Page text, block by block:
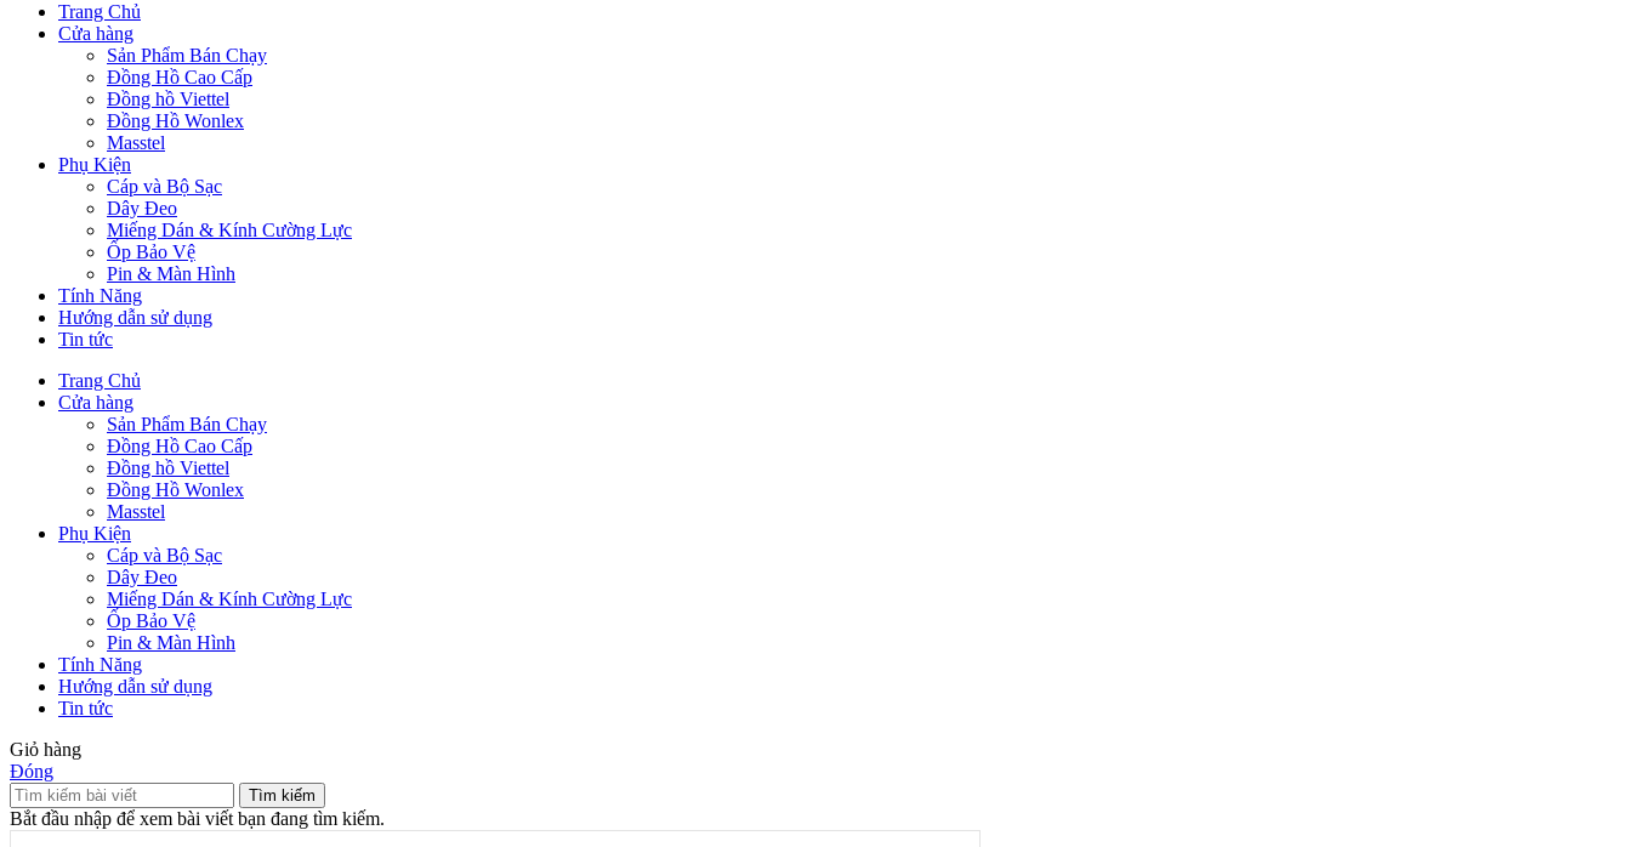
Trang Chủ
Cửa hàng
Sản Phẩm Bán Chạy
Đồng Hồ Cao Cấp
Đồng hồ Viettel
Đồng Hồ Wonlex
Masstel
Phụ Kiện
Cáp và Bộ Sạc
Dây Đeo
Miếng Dán & Kính Cường Lực
Ốp Bảo Vệ
Pin & Màn Hình
Tính Năng
Hướng dẫn sử dụng
Tin tức
Trang Chủ
Cửa hàng
Sản Phẩm Bán Chạy
Đồng Hồ Cao Cấp
Đồng hồ Viettel
Đồng Hồ Wonlex
Masstel
Phụ Kiện
Cáp và Bộ Sạc
Dây Đeo
Miếng Dán & Kính Cường Lực
Ốp Bảo Vệ
Pin & Màn Hình
Tính Năng
Hướng dẫn sử dụng
Tin tức
Giỏ hàng
Đóng
Tìm kiếm
Bắt đầu nhập để xem bài viết bạn đang tìm kiếm.